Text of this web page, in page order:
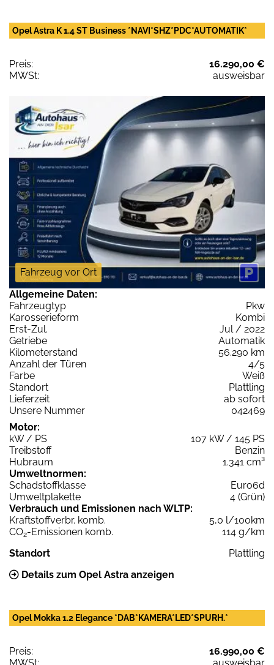
Opel Astra K 1.4 ST Business *NAVI*SHZ*PDC*AUTOMATIK*
Preis:
16.290,00 €
MWSt:
ausweisbar
Fahrzeug vor Ort
Allgemeine Daten:
Fahrzeugtyp
Pkw
Karosserieform
Kombi
Erst-Zul.
Jul / 2022
Getriebe
Automatik
Kilometerstand
56.290 km
Anzahl der Türen
4/5
Farbe
Weiß
Standort
Plattling
Lieferzeit
ab sofort
Unsere Nummer
042469
Motor:
kW / PS
107 kW / 145 PS
Treibstoff
Benzin
Hubraum
1.341 cm³
Umweltnormen:
Schadstoffklasse
Euro6d
Umweltplakette
4 (Grün)
Verbrauch und Emissionen nach WLTP:
Kraftstoffverbr. komb.
5,0 l/100km
CO2-Emissionen komb.
114 g/km
Standort
Plattling
Details zum Opel Astra anzeigen
Opel Mokka 1.2 Elegance *DAB*KAMERA*LED*SPURH.*
Preis:
16.990,00 €
MWSt:
ausweisbar